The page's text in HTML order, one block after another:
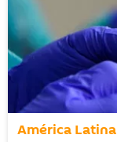
América Latina